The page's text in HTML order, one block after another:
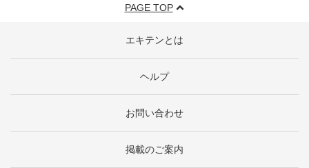
PAGE TOP
エキテンとは
ヘルプ
お問い合わせ
掲載のご案内